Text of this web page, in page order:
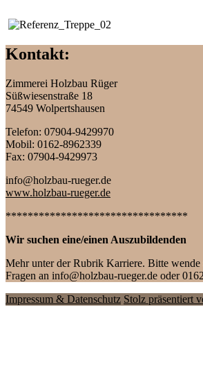
Kontakt:
Zimmerei Holzbau Rüger
Süßwiesenstraße 18
74549 Wolpertshausen
Telefon: 07904-9429970
Mobil: 0162-8962339
Fax: 07904-9429973
info@holzbau-rueger.de
www.holzbau-rueger.de
*********************************
Wir suchen eine/einen Auszubildenden
Mehr unter der Rubrik Karriere. Bitte wende
Fragen an info@holzbau-rueger.de oder
Impressum & Datenschutz Stolz präsentiert